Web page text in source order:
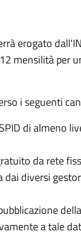
erogato
mensilità per
i seguenti
di almeno
da rete
dai diversi
a tale